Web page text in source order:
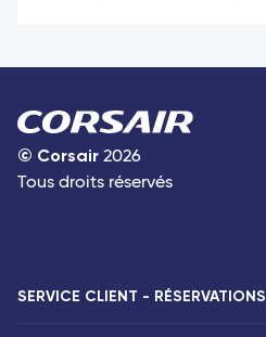
© Corsair 2026
Tous droits réservés
SERVICE CLIENT - RÉSERVATIONS